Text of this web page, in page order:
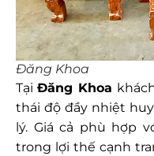
Đăng Khoa
TạiĐăng Khoa
thái độ đầy nhiệt
lý. Giá cả phù hợp
trong lợi thế cạnh